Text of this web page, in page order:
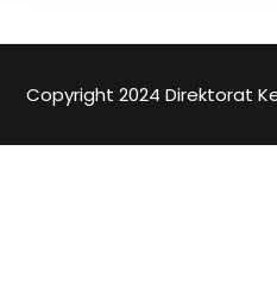
Copyright 2024 Direktorat